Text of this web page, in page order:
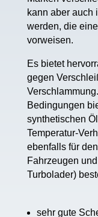
kann aber auch
werden, die
vorweisen.
Es bietet
gegen
Bedingungen
synthetischen
Temperatur-
ebenfalls für
Fahrzeugen
Turbolader)
sehr gute